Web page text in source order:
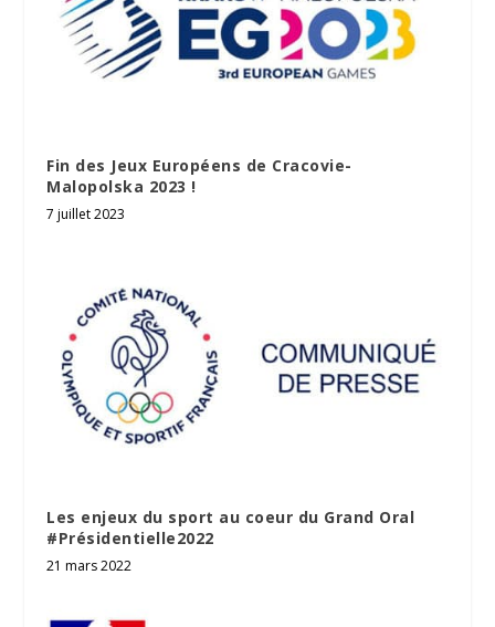
Fin des Jeux Européens de Cracovie-
Malopolska 2023 !
7 juillet 2023
Les enjeux du sport au coeur du Grand Oral
#Présidentielle2022
21 mars 2022